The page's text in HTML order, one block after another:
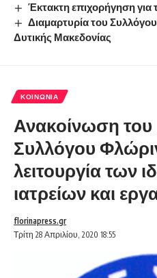
Έκτακτη επιχορήγηση για
Διαμαρτυρία του
Δυτικής Μακεδονίας
ΚΟΙΝΩΝΊΑ
Ανακοίνωση του
Συλλόγου
λειτουργία των
ιατρείων και
Τρίτη 28 Απριλίου, 2020 18:55
florinapress.gr